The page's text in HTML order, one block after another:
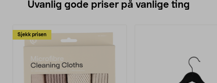
19,5 cm.
Uvanlig gode priser på vanlige ting
Sjekk prisen